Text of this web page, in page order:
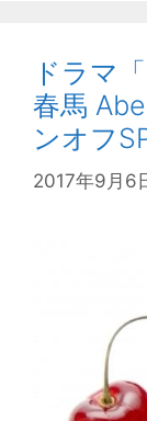
ドラマ
春馬
ンオフ
2017年9月6